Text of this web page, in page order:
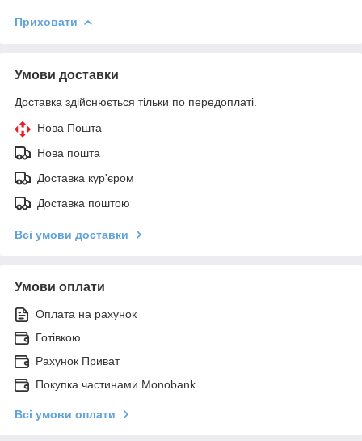
Приховати
Умови доставки
Доставка здійснюється тільки по передоплаті.
Нова Пошта
Нова пошта
Доставка кур'єром
Доставка поштою
Всі умови доставки
Умови оплати
Оплата на рахунок
Готівкою
Рахунок Приват
Покупка частинами Monobank
Всі умови оплати